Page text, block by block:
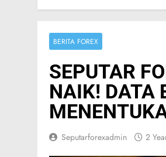
BERITA FOREX
SEPUTAR
NAIK! DATA
Seputarforexadmin 2